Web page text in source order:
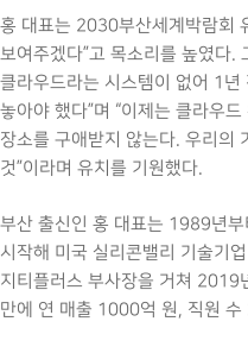
홍 대표는 2030부산세계박람회
보여주겠다”고 목소리를 높였다.
클라우드라는 시스템이 없어 1
놓아야 했다”며 “이제는 클라우
장소를 구애받지 않는다. 우리의
것”이라며 유치를 기원했다.
부산 출신인 홍 대표는 1989년
시작해 미국 실리콘밸리 기술기
지티플러스 부사장을 거쳐 2019
만에 연 매출 1000억 원, 직원